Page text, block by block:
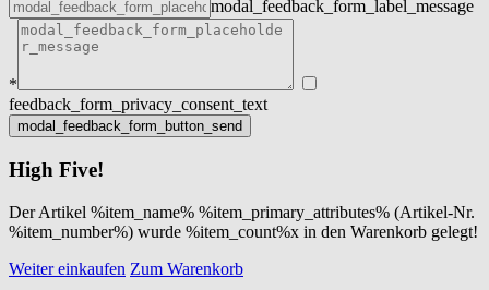
modal_feedback_form_label_message
*
feedback_form_privacy_consent_text
High Five!
Der Artikel %item_name% %item_primary_attributes% (Artikel-Nr.
%item_number%) wurde %item_count%x in den Warenkorb gelegt!
Weiter einkaufen Zum Warenkorb